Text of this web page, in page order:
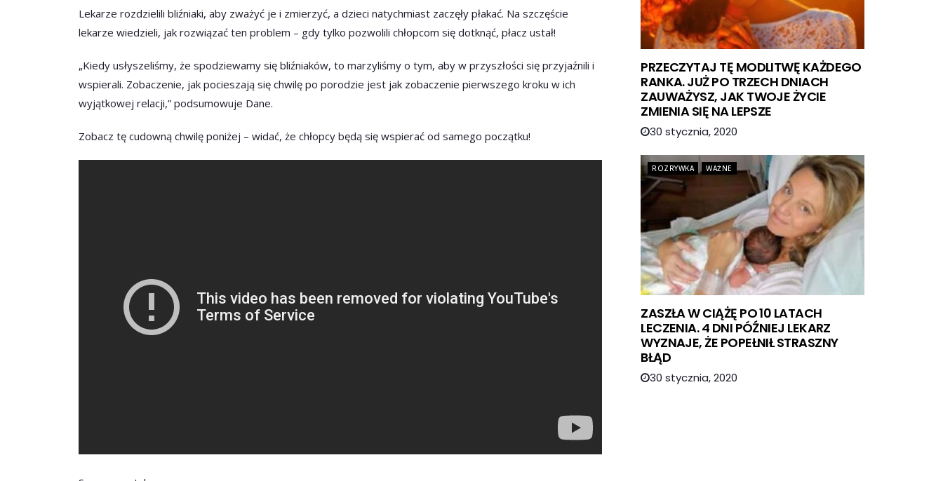
Lekarze rozdzielili bliźniaki, aby zważyć je i zmierzyć, a dzieci natychmiast zaczęły płakać. Na szczęście
lekarze wiedzieli, jak rozwiązać ten problem – gdy tylko pozwolili chłopcom się dotknąć, płacz ustał!
„Kiedy usłyszeliśmy, że spodziewamy się bliźniaków, to marzyliśmy o tym, aby w przyszłości się przyjaźnili i
wspierali. Zobaczenie, jak pocieszają się chwilę po porodzie jest jak zobaczenie pierwszego kroku w ich
wyjątkowej relacji,” podsumowuje Dane.
Zobacz tę cudowną chwilę poniżej – widać, że chłopcy będą się wspierać od samego początku!
PRZECZYTAJ TĘ MODLITWĘ KAŻDEGO
RANKA. JUŻ PO TRZECH DNIACH
ZAUWAŻYSZ, JAK TWOJE ŻYCIE
ZMIENIA SIĘ NA LEPSZE
30 stycznia, 2020
ROZRYWKA WAŻNE
ZASZŁA W CIĄŻĘ PO 10 LATACH
LECZENIA. 4 DNI PÓŹNIEJ LEKARZ
WYZNAJE, ŻE POPEŁNIŁ STRASZNY
BŁĄD
30 stycznia, 2020